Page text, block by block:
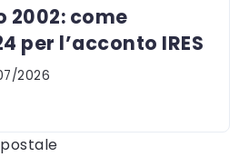
2002: come
per l’acconto IRES
2026